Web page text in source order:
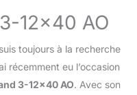
nos lunettes et
des
de tir
Optique
12×40 AO
toujours à la recherche
récemment eu l’occasion
3-12×40 AO. Avec son